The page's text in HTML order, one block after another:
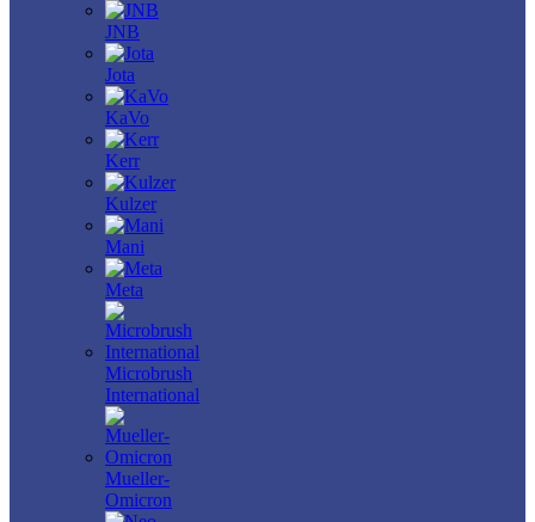
JNB
Jota
KaVo
Kerr
Kulzer
Mani
Meta
Microbrush
International
Mueller-
Omicron